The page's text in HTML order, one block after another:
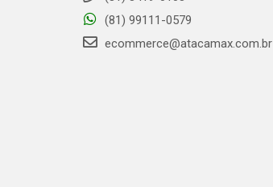
(81) 99111-0579
ecommerce@atacamax.com.br